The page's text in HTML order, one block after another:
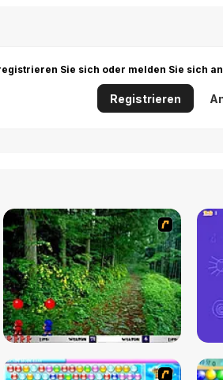
Sie sich oder melden Sie sich
Registrieren